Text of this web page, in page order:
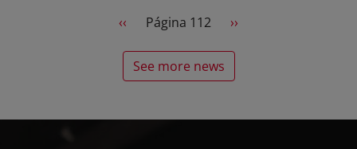
PaginationPrevious page
‹‹ Página 112 Next page
››
See more news